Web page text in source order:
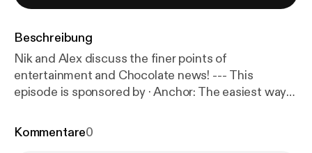
Beschreibung
Nik and Alex discuss the finer points of
entertainment and Chocolate news! --- This
episode is sponsored by · Anchor: The easiest way
chor.fm/app
Kommentare0